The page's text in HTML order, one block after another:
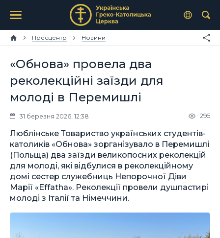
Пресцентр Новини
«Обнова» провела два
реколекційні заїзди для
молоді в Перемишлі
31 березня 2026, 12:38 295
Люблінське Товариство українських студентів-
католиків «Обнова» зорганізувало в Перемишлі
(Польща) два заїзди великопосних реколекцій
для молоді, які відбулися в реколекційному
домі сестер служебниць Непорочної Діви
Марії «Effatha». Реколекції провели душпастирі
молоді з Італії та Німеччини.